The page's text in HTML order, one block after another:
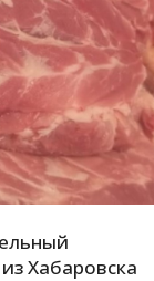
Р
С
Хабаровска